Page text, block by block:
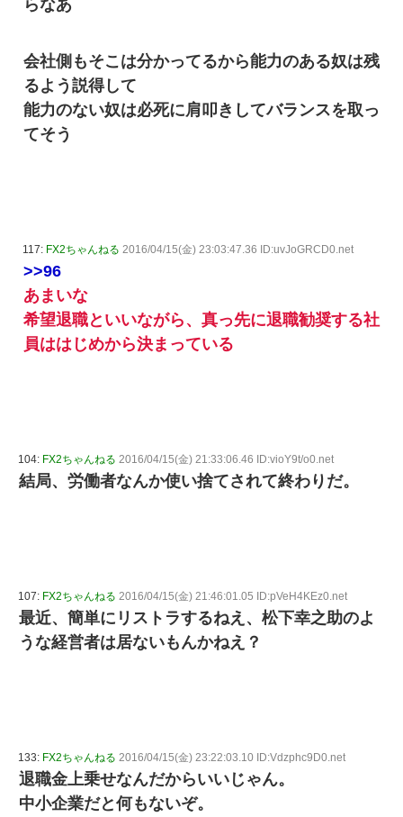
らなあ
会社側もそこは分かってるから能力のある奴は残
るよう説得して
能力のない奴は必死に肩叩きしてバランスを取っ
てそう
117: FX2ちゃんねる 2016/04/15(金) 23:03:47.36 ID:uvJoGRCD0.net
>>96
あまいな
希望退職といいながら、真っ先に退職勧奨する社
員ははじめから決まっている
104: FX2ちゃんねる 2016/04/15(金) 21:33:06.46 ID:vioY9t/o0.net
結局、労働者なんか使い捨てされて終わりだ。
107: FX2ちゃんねる 2016/04/15(金) 21:46:01.05 ID:pVeH4KEz0.net
最近、簡単にリストラするねえ、松下幸之助のよ
うな経営者は居ないもんかねえ？
133: FX2ちゃんねる 2016/04/15(金) 23:22:03.10 ID:Vdzphc9D0.net
退職金上乗せなんだからいいじゃん。
中小企業だと何もないぞ。